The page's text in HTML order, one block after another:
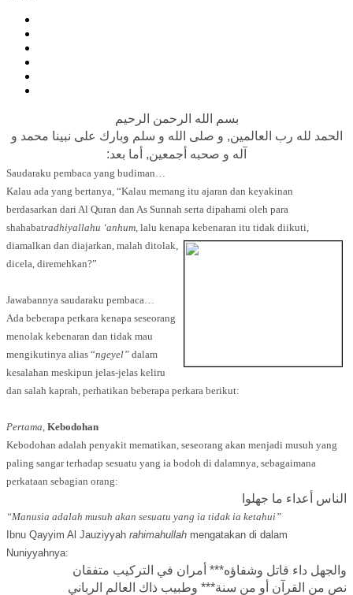
بسم الله الرحمن الرحيم
الحمد لله رب العالمين, و صلى الله و سلم وبارك على نبينا محمد و
آله و صحبه أجمعين, أما بعد:
Saudaraku pembaca yang budiman…
Kalau ada yang bertanya, “Kalau memang itu ajaran dan keyakinan
berdasarkan dari Al Quran dan As Sunnah serta dipahami oleh para
shahabatradhiyallahu ‘anhum, lalu kenapa kebenaran itu tidak diikuti,
diamalkan dan diajarkan, malah ditolak,
dicela, diremehkan?”
Jawabannya saudaraku pembaca…
Ada beberapa perkara kenapa seseorang
menolak kebenaran dan tidak mau
mengikutinya alias “ngeyel” dalam
kesalahan meskipun jelas-jelas keliru
dan salah kaprah, perhatikan beberapa perkara berikut:
Pertama, Kebodohan
Kebodohan adalah penyakit mematikan, seseorang akan menjadi musuh yang
paling sangar terhadap sesuatu yang ia bodoh di dalamnya, sebagaimana
perkataan sebagian orang:
الناس أعداء ما جهلوا
“Manusia adalah musuh akan sesuatu yang ia tidak ia ketahui”
Ibnu Qayyim Al Jauziyyah rahimahullah mengatakan di dalam
Nuniyyahnya:
والجهل داء قاتل وشفاؤه*** أمران في التركيب متفقان
نص من القرآن أو من سنة*** وطبيب ذاك العالم الرباني